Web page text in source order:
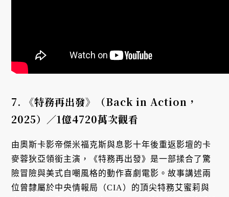
7. 《特務再出發》（Back in Action ，
2025）／1億4720萬次觀看
由奧斯卡影帝傑米福克斯與息影十年後重返影壇的卡
麥蓉狄亞領銜主演，《特務再出發》是一部揉合了驚
險冒險與美式自嘲風格的動作喜劇電影。故事講述兩
位曾隸屬於中央情報局（CIA）的頂尖特務艾蜜莉與